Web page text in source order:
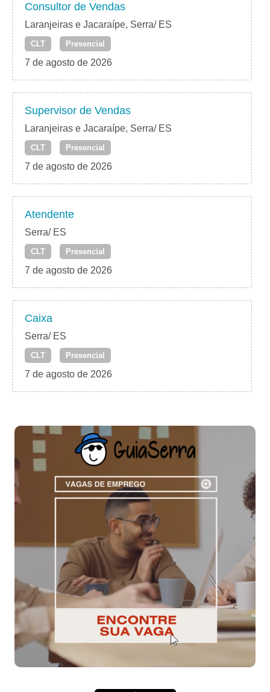
Consultor de Vendas
Laranjeiras e Jacaraípe, Serra/ ES
CLT Presencial
7 de agosto de 2026
Supervisor de Vendas
Laranjeiras e Jacaraípe, Serra/ ES
CLT Presencial
7 de agosto de 2026
Atendente
Serra/ ES
CLT Presencial
7 de agosto de 2026
Caixa
Serra/ ES
CLT Presencial
7 de agosto de 2026